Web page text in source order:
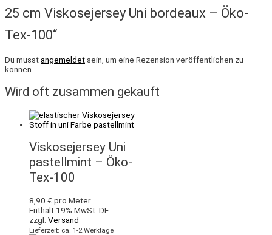
25 cm Viskosejersey Uni bordeaux – Öko-
Tex-100“
Du musstangemeldet sein, um eine Rezension veröffentlichen zu
können.
Wird oft zusammen gekauft
Viskosejersey Uni
pastellmint – Öko-
Tex-100
8,90 € pro Meter
Enthält 19% MwSt. DE
zzgl. Versand
Lieferzeit: ca. 1-2 Werktage